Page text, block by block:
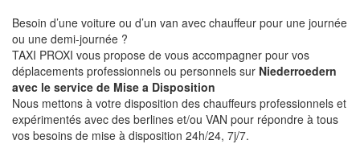
Besoin d’une voiture ou d’un van avec chauffeur pour une journée
ou une demi-journée ?
TAXI PROXI vous propose de vous accompagner pour vos
déplacements professionnels ou personnels sur Niederroedern
avec le service de Mise a Disposition
Nous mettons à votre disposition des chauffeurs professionnels et
expérimentés avec des berlines et/ou VAN pour répondre à tous
vos besoins de mise à disposition 24h/24, 7j/7.